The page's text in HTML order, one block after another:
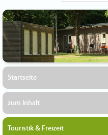
Startseite
zum Inhalt
Touristik & Freizeit